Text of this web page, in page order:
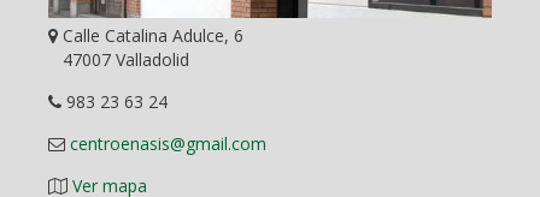
Calle Catalina Adulce, 6
47007 Valladolid
983 23 63 24
centroenasis@gmail.com
Ver mapa